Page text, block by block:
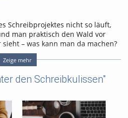
Schreibprojektes nicht so läuft,
man praktisch den Wald vor
– was kann man da machen?
Schreiben stellt
man mit solchen Situationen
Zeige mehr
den Schreibkulissen"